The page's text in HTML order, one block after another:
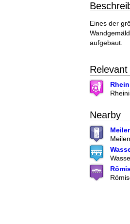
Eines der
aufgebaut.
Nearby